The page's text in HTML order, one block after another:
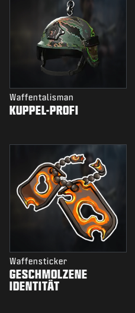
Waffentalisman
KUPPEL-PROFI
Waffensticker
GESCHMOLZENE
IDENTITÄT